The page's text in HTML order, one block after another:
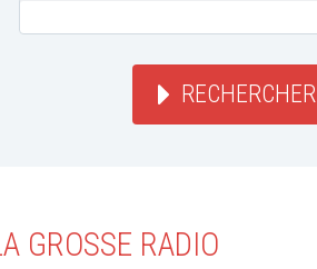
RECHERCHER
GROSSE RADIO